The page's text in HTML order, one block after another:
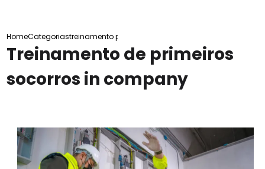
HomeCategoriastreinamento primeiros socorros in company
Treinamento de primeiros
socorros in company